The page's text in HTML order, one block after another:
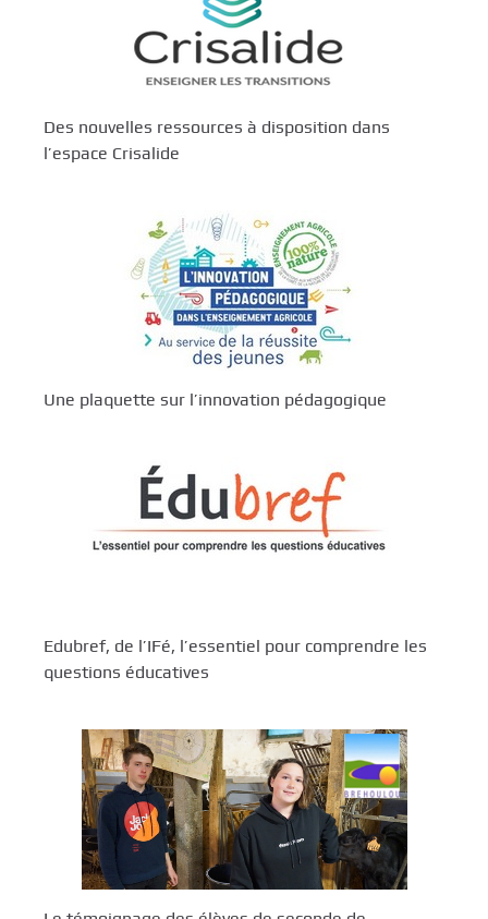
Des nouvelles ressources à disposition dans
l’espace Crisalide
Une plaquette sur l’innovation pédagogique
Edubref, de l’IFé, l’essentiel pour comprendre les
questions éducatives